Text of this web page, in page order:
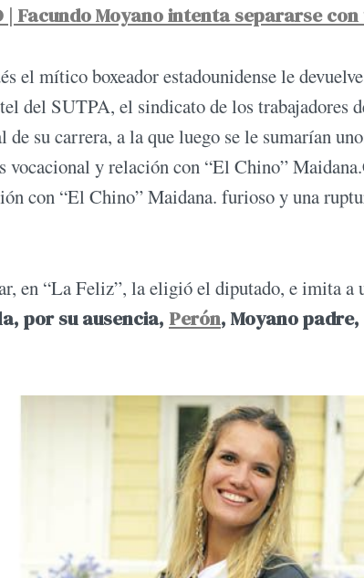
| Facundo Moyano intenta separarse
el mítico boxeador estadounidense le
del SUTPA, el sindicato de los trabajadores
su carrera, a la que luego se le sumarían
vocacional y relación con “El Chino”
con “El Chino” Maidana. furioso y una
en “La Feliz”, la eligió el diputado, e imita
por su ausencia, Perón, Moyano